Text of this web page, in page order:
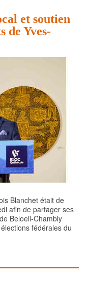
et soutien
de Yves-
Blanchet était de
afin de partager ses
Beloeil-Chambly
fédérales du